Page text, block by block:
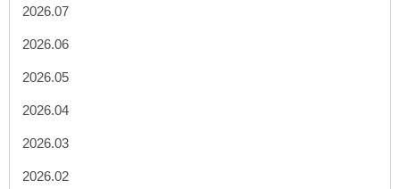
2026.07
2026.06
2026.05
2026.04
2026.03
2026.02